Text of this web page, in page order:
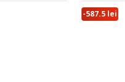
-587.5 lei